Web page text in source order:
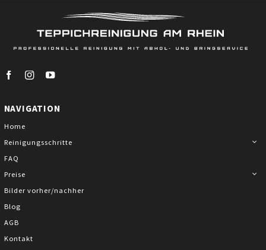
Skip
content
NAVIGATION
Home
Reinigungsschritte
FAQ
Preise
Bilder vorher/nachher
Blog
AGB
Kontakt